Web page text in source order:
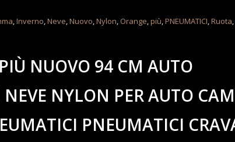
,Inverno ,Neve ,Nuovo ,Nylon Orange ,più ,PNEUMATICI ,Ruota
NUOVO 94 CM AUTO
NYLON PER AUTO
PNEUMATICI